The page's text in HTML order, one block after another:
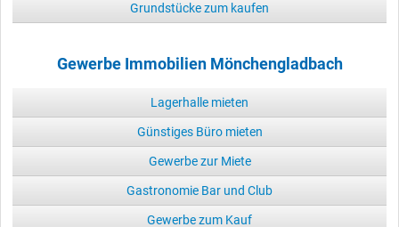
Grundstücke zum kaufen
Gewerbe Immobilien Mönchengladbach
Lagerhalle mieten
Günstiges Büro mieten
Gewerbe zur Miete
Gastronomie Bar und Club
Gewerbe zum Kauf